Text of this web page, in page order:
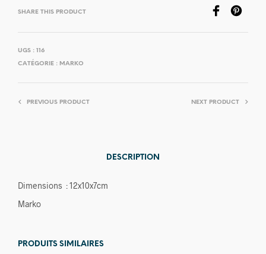
SHARE THIS PRODUCT
UGS : 116
CATÉGORIE : MARKO
PREVIOUS PRODUCT NEXT PRODUCT
DESCRIPTION
Dimensions : 12x10x7cm
Marko
PRODUITS SIMILAIRES